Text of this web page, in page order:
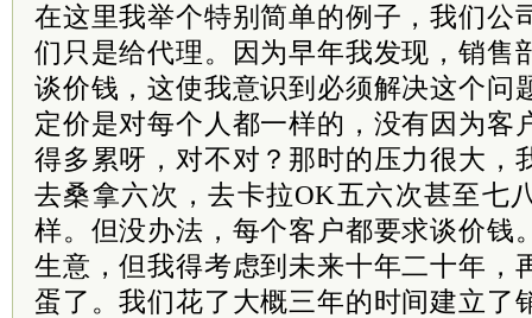
在这里我举个特别简单的例子，我们公
们只是给代理。因为早年我发现，销售
谈价钱，这使我意识到必须解决这个问
定价是对每个人都一样的，没有因为客
得多累呀，对不对？那时的压力很大，
去桑拿六次，去卡拉OK五六次甚至七
样。但没办法，每个客户都要求谈价钱
生意，但我得考虑到未来十年二十年，
蛋了。我们花了大概三年的时间建立了